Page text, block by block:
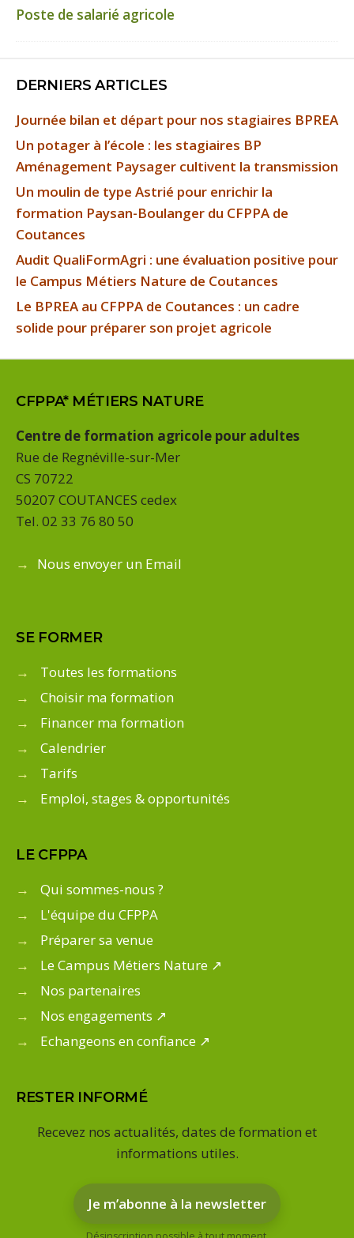
Poste de salarié agricole
DERNIERS ARTICLES
Journée bilan et départ pour nos stagiaires BPREA
Un potager à l’école : les stagiaires BP
Aménagement Paysager cultivent la transmission
Un moulin de type Astrié pour enrichir la
formation Paysan-Boulanger du CFPPA de
Coutances
Audit QualiFormAgri : une évaluation positive pour
le Campus Métiers Nature de Coutances
Le BPREA au CFPPA de Coutances : un cadre
solide pour préparer son projet agricole
CFPPA* MÉTIERS NATURE
Centre de formation agricole pour adultes
Rue de Regnéville-sur-Mer
CS 70722
50207 COUTANCES cedex
Tel. 02 33 76 80 50
→ Nous envoyer un Email
SE FORMER
→
Toutes les formations
→
Choisir ma formation
→
Financer ma formation
→
Calendrier
→
Tarifs
→
Emploi, stages & opportunités
LE CFPPA
→
Qui sommes-nous ?
→
L'équipe du CFPPA
→
Préparer sa venue
→
Le Campus Métiers Nature ↗
→
Nos partenaires
→
Nos engagements ↗
→
Echangeons en confiance ↗
RESTER INFORMÉ
Recevez nos actualités, dates de formation et
informations utiles.
Je m’abonne à la newsletter